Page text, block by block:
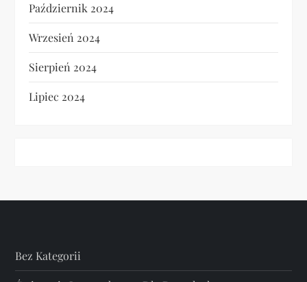
Październik 2024
Wrzesień 2024
Sierpień 2024
Lipiec 2024
Bez Kategorii